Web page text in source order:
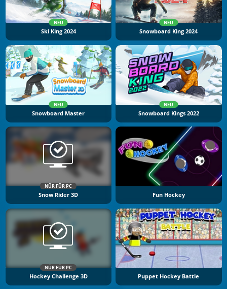
NEU
Ski King 2024
NEU
Snowboard King 2024
NEU
Snowboard Master
NEU
Snowboard Kings 2022
NÜR FÜR PC
Snow Rider 3D Fun Hockey
NÜR FÜR PC
Hockey Challenge 3D Puppet Hockey Battle